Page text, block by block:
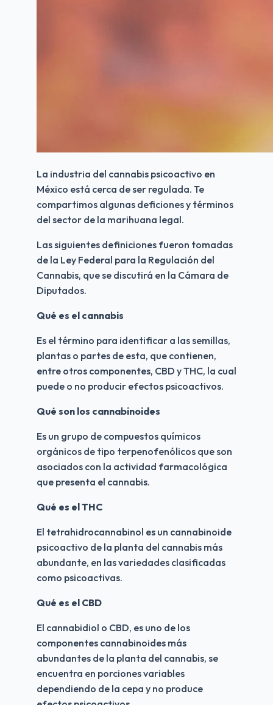
La industria del cannabis psicoactivo en
México está cerca de ser regulada. Te
compartimos algunas deficiones y términos
del sector de la marihuana legal.
Las siguientes definiciones fueron tomadas
de la Ley Federal para la Regulación del
Cannabis, que se discutirá en la Cámara de
Diputados.
Qué es el cannabis
Es el término para identificar a las semillas,
plantas o partes de esta, que contienen,
entre otros componentes, CBD y THC, la cual
puede o no producir efectos psicoactivos.
Qué son los cannabinoides
Es un grupo de compuestos químicos
orgánicos de tipo terpenofenólicos que son
asociados con la actividad farmacológica
que presenta el cannabis.
Qué es el THC
El tetrahidrocannabinol es un cannabinoide
psicoactivo de la planta del cannabis más
abundante, en las variedades clasificadas
como psicoactivas.
Qué es el CBD
El cannabidiol o CBD, es uno de los
componentes cannabinoides más
abundantes de la planta del cannabis, se
encuentra en porciones variables
dependiendo de la cepa y no produce